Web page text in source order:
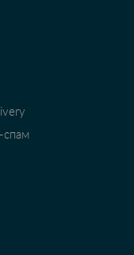
спам